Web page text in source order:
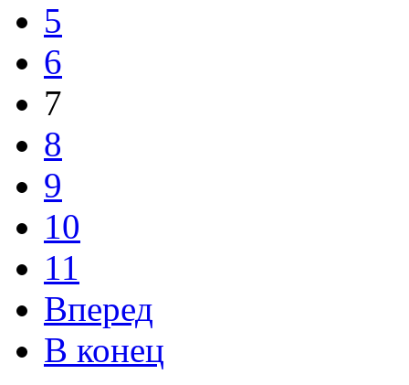
5
6
7
8
9
10
11
Вперед
В конец